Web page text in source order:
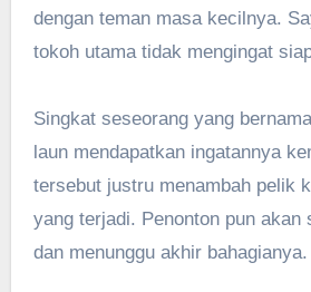
dengan teman masa kecilnya.
tokoh utama tidak mengingat
Singkat seseorang yang
laun mendapatkan ingatannya
tersebut justru menambah pelik
yang terjadi. Penonton pun akan
dan menunggu akhir bahagianya.